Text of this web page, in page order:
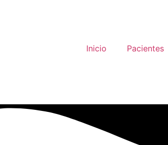
Inicio Pacientes